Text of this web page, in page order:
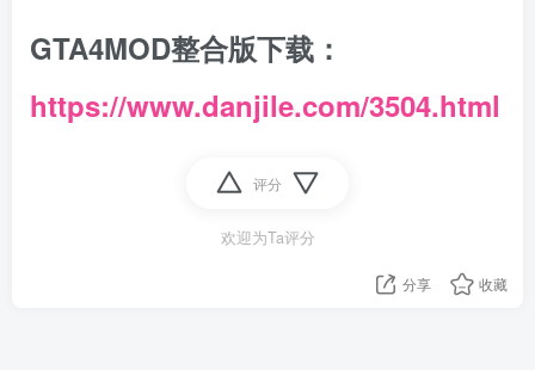
GTA4MOD整合版下载：
https://www.danjile.com/3504.html
评分
欢迎为Ta评分
分享 收藏